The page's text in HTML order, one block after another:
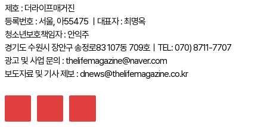
제호 : 더라이프매거진
등록번호 : 서울, 아55475 ㅣ대표자 : 최명옥
청소년보호책임자 : 안익주
경기도 수원시 장안구 송정로83 107동 709호ㅣTEL: 070) 8711-7707
광고 및 사업 문의 : thelifemagazine@naver.com
보도자료 및 기사 제보 : dnews@thelifemagazine.co.kr